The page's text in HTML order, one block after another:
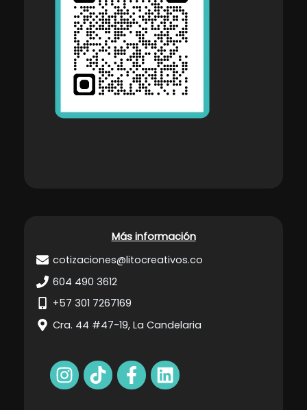
Más información
cotizaciones@litocreativos.co
604 490 3612
+57 301 7267169
Cra. 44 #47-19, La Candelaria